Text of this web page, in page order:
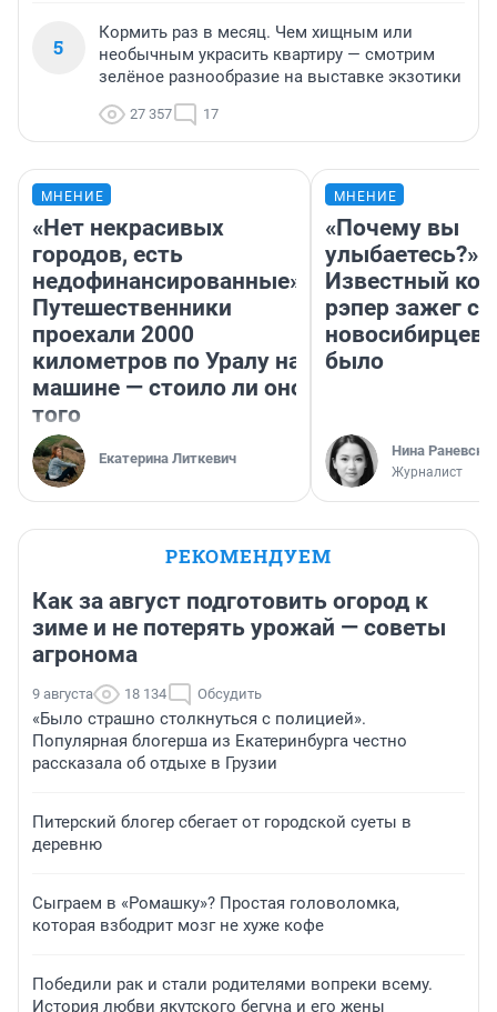
5
Кормить раз в месяц. Чем хищным или
необычным украсить квартиру — смотрим
зелёное разнообразие на выставке экзотики
27 357 17
МНЕНИЕ
«Нет некрасивых
городов, есть
недофинансированные».
Путешественники
проехали 2000
километров по Уралу на
машине — стоило ли оно
того
Екатерина Литкевич
МНЕНИЕ
«Почему вы
улыбаетесь?»
Известный
рэпер зажег с
новосибирцев:
было
Нина
Журналист
РЕКОМЕНДУЕМ
Как за август подготовить огород к
зиме и не потерять урожай — советы
агронома
9 августа 18 134 Обсудить
«Было страшно столкнуться с полицией».
Популярная блогерша из Екатеринбурга честно
рассказала об отдыхе в Грузии
Питерский блогер сбегает от городской суеты в
деревню
Сыграем в «Ромашку»? Простая головоломка,
которая взбодрит мозг не хуже кофе
Победили рак и стали родителями вопреки всему.
История любви якутского бегуна и его жены